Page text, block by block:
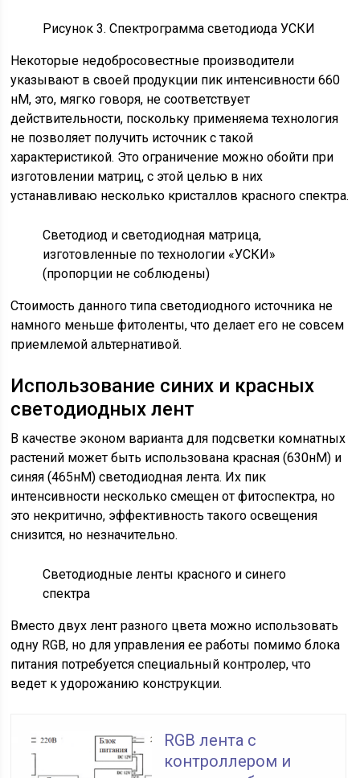
Рисунок 3. Спектрограмма светодиода УСКИ
Некоторые недобросовестные производители
указывают в своей продукции пик интенсивности 660
нМ, это, мягко говоря, не соответствует
действительности, поскольку применяема технология
не позволяет получить источник с такой
характеристикой. Это ограничение можно обойти при
изготовлении матриц, с этой целью в них
устанавливаю несколько кристаллов красного спектра.
Светодиод и светодиодная матрица,
изготовленные по технологии «УСКИ»
(пропорции не соблюдены)
Стоимость данного типа светодиодного источника не
намного меньше фитоленты, что делает его не совсем
приемлемой альтернативой.
Использование синих и красных
светодиодных лент
В качестве эконом варианта для подсветки комнатных
растений может быть использована красная (630нМ) и
синяя (465нМ) светодиодная лента. Их пик
интенсивности несколько смещен от фитоспектра, но
это некритично, эффективность такого освещения
снизится, но незначительно.
Светодиодные ленты красного и синего
спектра
Вместо двух лент разного цвета можно использовать
одну RGB, но для управления ее работы помимо блока
питания потребуется специальный контролер, что
ведет к удорожанию конструкции.
RGB лента с
контроллером и